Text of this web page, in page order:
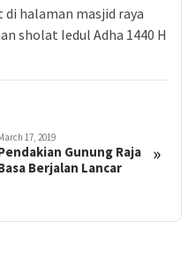
halaman masjid raya
sholat Iedul Adha 1440 H
»
17, 2019
Gunung Raja
Berjalan Lancar